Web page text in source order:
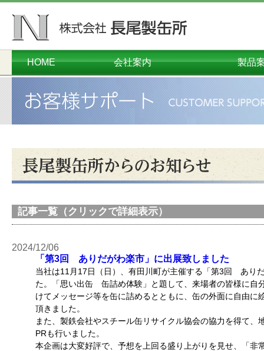
HOME 会社案内 製品
記事一覧（クリックで詳細表示）
2024/12/06
「第3回 ありだがわ楽市」に出展致しました
当社は11月17日（日）、有田川町が主催する「第3回 あり
た。「思い出缶 缶詰め体験」と題して、来場者の皆様に自
けてメッセージ等を缶に詰めるとともに、缶の外面に自由に
頂きました。
また、製鉄会社やスチール缶リサイクル協会の協力を得て、
PRも行いました。
本企画は大変好評で、予想を上回る盛り上がりを見せ、「非